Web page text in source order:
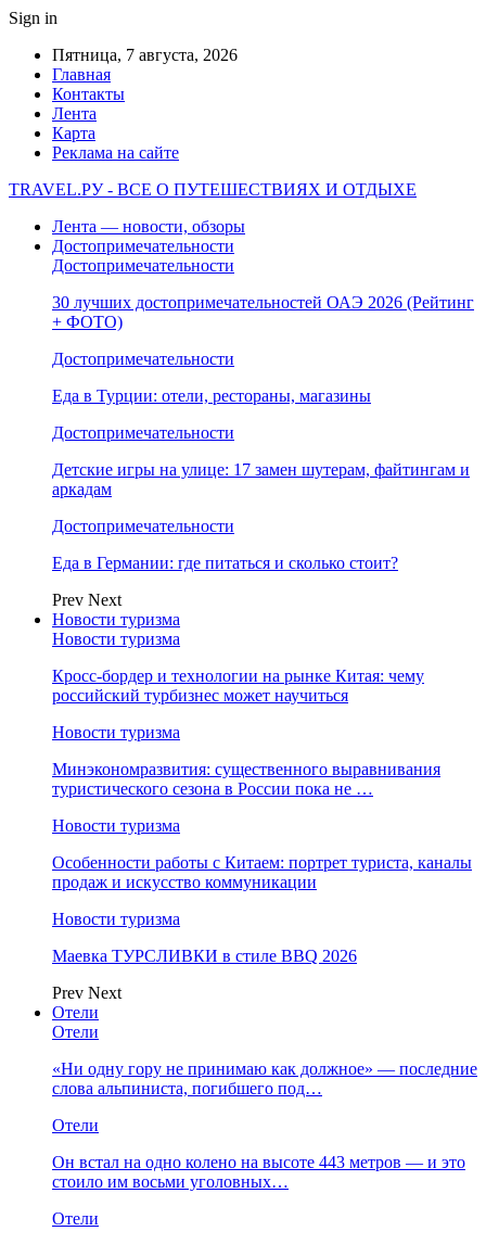
Sign in
Пятница, 7 августа, 2026
Главная
Контакты
Лента
Карта
Реклама на сайте
TRAVEL.РУ - ВСЕ О ПУТЕШЕСТВИЯХ И ОТДЫХЕ
Лента — новости, обзоры
Достопримечательности
Достопримечательности
30 лучших достопримечательностей ОАЭ 2026 (Рейтинг
+ ФОТО)
Достопримечательности
Еда в Турции: отели, рестораны, магазины
Достопримечательности
Детские игры на улице: 17 замен шутерам, файтингам и
аркадам
Достопримечательности
Еда в Германии: где питаться и сколько стоит?
Prev Next
Новости туризма
Новости туризма
Кросс-бордер и технологии на рынке Китая: чему
российский турбизнес может научиться
Новости туризма
Минэкономразвития: существенного выравнивания
туристического сезона в России пока не …
Новости туризма
Особенности работы с Китаем: портрет туриста, каналы
продаж и искусство коммуникации
Новости туризма
Маевка ТУРСЛИВКИ в стиле BBQ 2026
Prev Next
Отели
Отели
«Ни одну гору не принимаю как должное» — последние
слова альпиниста, погибшего под…
Отели
Он встал на одно колено на высоте 443 метров — и это
стоило им восьми уголовных…
Отели